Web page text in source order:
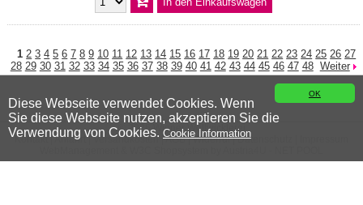
OK
Diese Webseite verwendet Cookies. Wenn
Sie diese Webseite nutzen, akzeptieren Sie die
Verwendung von Cookies. Cookie Information
1 2 3 4 5 6 7 8 9 10 11 12 13 14 15 16 17 18 19 20 21 22 23 24 25 26 27
28 29 30 31 32 33 34 35 36 37 38 39 40 41 42 43 44 45 46 47 48 Weiter
© 2026 Wiener Wollwicklerei
Kontakt |Anfahrt |Versandkosten |AGB|Widerruf|Datenschutz